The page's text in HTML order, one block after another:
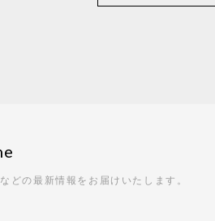
どの最新情報をお届けいたします。